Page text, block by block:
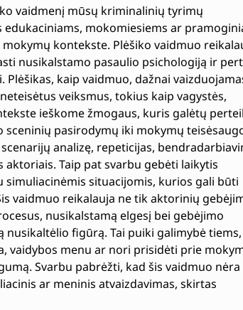
vaidmenį mūsų kriminalinių tyrimų
mokomiesiems ar
kontekste. Plėšiko vaidmuo
nusikalstamo pasaulio psichologiją ir
kaip vaidmuo, dažnai
veiksmus, tokius kaip vagystės,
ieškome žmogaus, kuris galėtų
sceninių pasirodymų iki mokymų
analizę, repeticijas,
Taip pat svarbu gebėti laikytis
situacijomis, kurios gali būti
vaidmuo reikalauja ne tik aktorinių
nusikalstamą elgesį bei gebėjimo
figūrą. Tai puiki galimybė tiems,
vaidybos menu ar nori prisidėti prie
Svarbu pabrėžti, kad šis vaidmuo nėra
ar meninis atvaizdavimas, skirtas